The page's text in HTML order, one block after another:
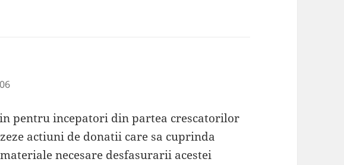
pentru incepatori din partea crescatorilor
actiuni de donatii care sa cuprinda
necesare desfasurarii acestei